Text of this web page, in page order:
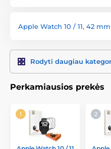
Apple Watch 10 / 11, 42 mm
Rodyti daugiau
Perkamiausios prekės